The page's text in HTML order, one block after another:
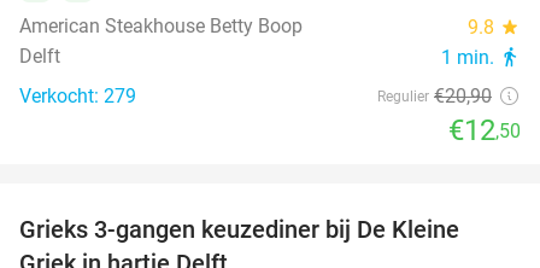
American Steakhouse Betty Boop
9.8 star
Delft 1 min. directions_walk
Verkocht: 279 Regulier €20,90
€12,50
Grieks 3-gangen keuzediner bij De Kleine